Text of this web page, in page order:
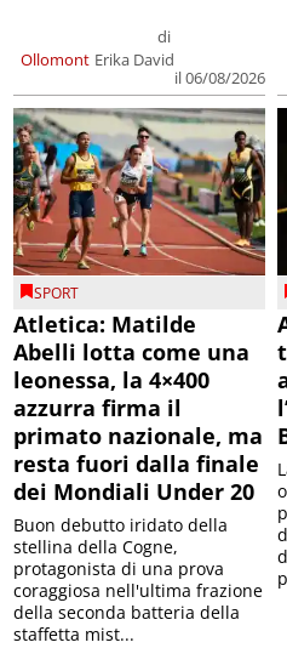
Ollomont
di
Erika David
il 06/08/2026
SPORT
Atletica: Matilde
Abelli lotta come una
leonessa, la 4×400
azzurra firma il
primato nazionale, ma
resta fuori dalla finale
dei Mondiali Under 20
Buon debutto iridato della
stellina della Cogne,
protagonista di una prova
coraggiosa nell'ultima frazione
della seconda batteria della
staffetta mist...